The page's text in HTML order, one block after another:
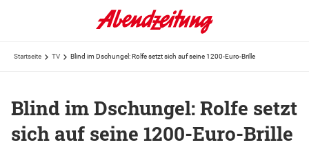
Startseite TV Blind im Dschungel: Rolfe setzt sich auf seine 1200-Euro-Brille
Blind im Dschungel: Rolfe setzt
sich auf seine 1200-Euro-Brille